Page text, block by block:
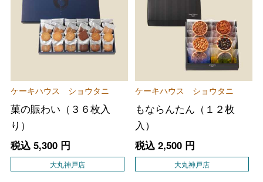
ケーキハウス ショウタニ
菓の賑わい（３６枚入
り）
税込 5,300円
大丸神戸店
ケーキハウス ショウタニ
もならんたん（１２枚
入）
税込 2,500円
大丸神戸店